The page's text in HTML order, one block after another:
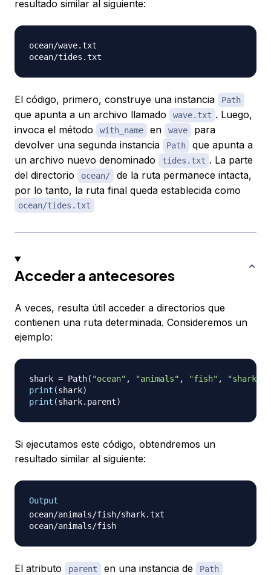
resultado similar al siguiente:
ocean/wave.txt
ocean/tides .
El código, primero, construye una instancia Path
que apunta a un archivo llamado wave.txt . Luego,
invoca el método
with_name en wave
para
devolver una segunda instancia
Path
que apunta a
un archivo nuevo denominado
tides.txt . La parte
del directorio
ocean/
de la ruta permanece intacta,
por lo tanto, la ruta final queda establecida como
ocean/tides.txt
Acceder a antecesores
A veces, resulta útil acceder a directorios que
contienen una ruta determinada. Consideremos un
ejemplo:
shark = Path( "ocean" , "animals" , "fish" ,
print (shark)
print (shark. parent)
Si ejecutamos este código, obtendremos un
resultado similar al siguiente:
Output
ocean/animals/fish/shark.txt
El atributo parent en una instancia de Path